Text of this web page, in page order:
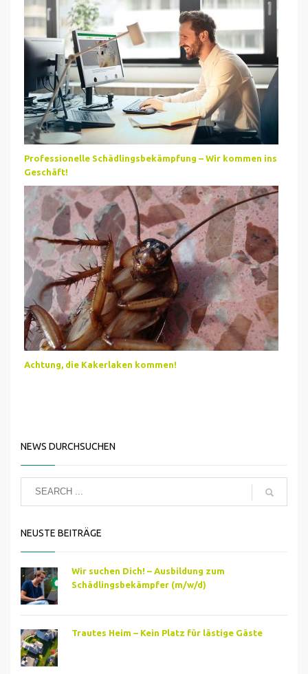
Professionelle Schädlingsbekämpfung – Wir kommen ins
Geschäft!
Achtung, die Kakerlaken kommen!
NEWS DURCHSUCHEN
NEUSTE BEITRÄGE
Wir suchen Dich! – Ausbildung zum
Schädlingsbekämpfer (m/w/d)
Trautes Heim – Kein Platz für lästige Gäste